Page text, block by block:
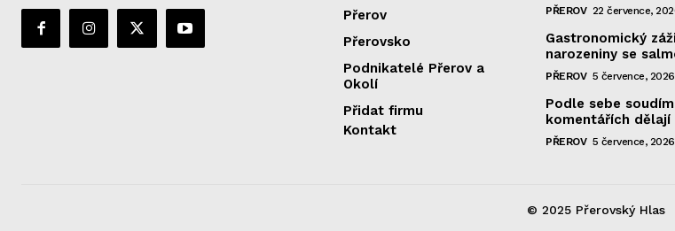
Přerov
Přerovsko
Podnikatelé Přerov a
Okolí
Přidat firmu
Kontakt
PŘEROV 22 července,
Gastronomický
narozeniny se
PŘEROV 5 července, 2026
Podle sebe
komentářích dělají
PŘEROV 5 července, 2026
© 2025 Přerovský Hlas